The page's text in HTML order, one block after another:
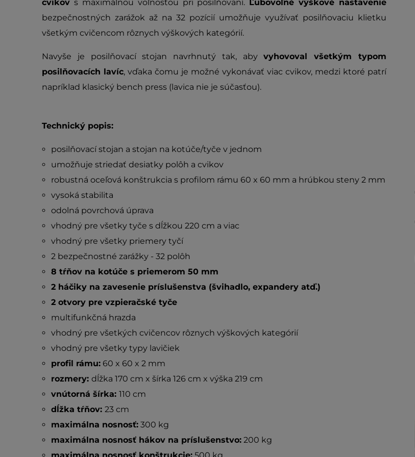
cvikov s maximálnou voľnosťou pri posilňovaní. Ľubovoľné výškové nastavenie
bezpečnostných zarážok až na 32 pozícií umožňuje využívať posilňovaciu klietku
všetkým cvičencom rôznych výškových kategórií.
Navyše je posilňovací stojan navrhnutý tak, abyvyhovoval všetkým typom
posilňovacích lavíc, vďaka čomu je možné vykonávať viac cvikov, medzi ktoré patrí
napríklad klasický bench press (lavica nie je súčasťou).
Technický popis:
posilňovací stojan a stojan na kotúče/tyče v jednom
umožňuje striedať desiatky polôh a cvikov
robustná oceľová konštrukcia s profilom rámu 60 x 60 mm a hrúbkou steny 2 mm
vysoká stabilita
odolná povrchová úprava
vhodný pre všetky tyče s dĺžkou 220 cm a viac
vhodný pre všetky priemery tyčí
2 bezpečnostné zarážky - 32 polôh
8 tŕňov na kotúče s priemerom 50 mm
2 háčiky na zavesenie príslušenstva (švihadlo, expandery atď.)
2 otvory pre vzpieračské tyče
multifunkčná hrazda
vhodný pre všetkých cvičencov rôznych výškových kategórií
vhodný pre všetky typy lavičiek
profil rámu:60 x 60 x 2 mm
rozmery: dĺžka 170 cm x šírka 126 cm x výška 219 cm
vnútorná šírka: 110 cm
dĺžka tŕňov: 23 cm
maximálna nosnosť:300 kg
maximálna nosnosť hákov na príslušenstvo:200 kg